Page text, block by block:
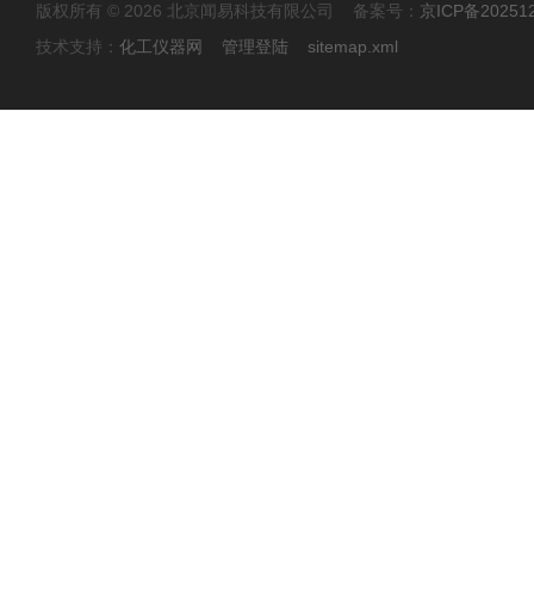
版权所有 © 2026 北京闻易科技有限公司 备案号： 京ICP备
技术支持： 化工仪器网 管理登陆 sitemap.xml